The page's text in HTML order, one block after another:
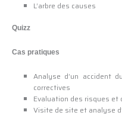
L’arbre des causes
Quizz
Cas pratiques
Analyse d’un accident
correctives
Evaluation des risques et
Visite de site et analyse